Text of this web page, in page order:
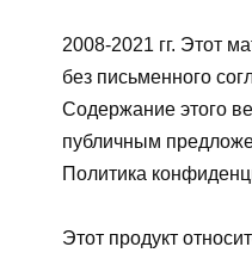
2008-2021 гг. Этот
без письменного
Содержание этого
публичным
Политика
Этот продукт